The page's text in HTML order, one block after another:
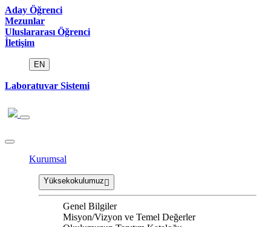
Aday Öğrenci
Mezunlar
Uluslararası Öğrenci
İletişim
EN
Laboratuvar Sistemi
Kurumsal
Yüksekokulumuz
Genel Bilgiler
Misyon/Vizyon ve Temel Değerler